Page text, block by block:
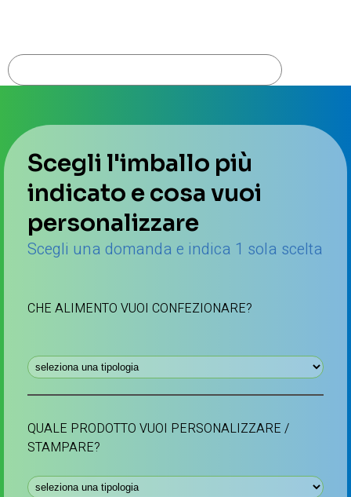
Scegli l'imballo più
indicato e cosa vuoi
personalizzare
Scegli una domanda e indica 1 sola scelta
CHE ALIMENTO VUOI CONFEZIONARE?
QUALE PRODOTTO VUOI PERSONALIZZARE /
STAMPARE?